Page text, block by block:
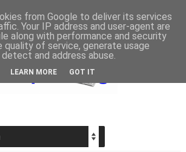
from Google to deliver its services
Your IP address and user-agent are
along with performance and security
quality of service, generate usage
and address abuse.
LEARN MORE GOT IT